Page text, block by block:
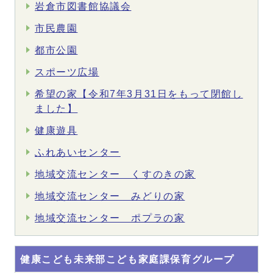
岩倉市図書館協議会
市民農園
都市公園
スポーツ広場
希望の家【令和7年3月31日をもって閉館し
ました】
健康遊具
ふれあいセンター
地域交流センター くすのきの家
地域交流センター みどりの家
地域交流センター ポプラの家
健康こども未来部こども家庭課保育グループ